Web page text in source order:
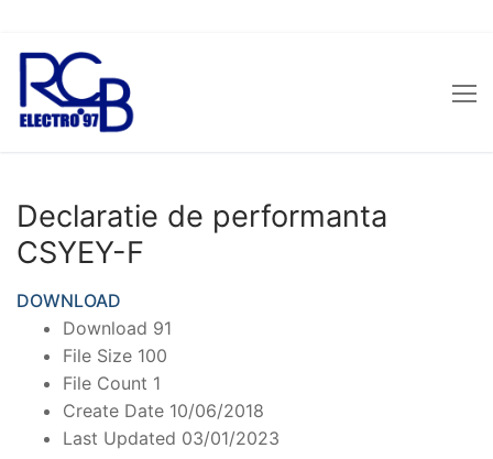
Sari
conținut
Declaratie de performanta
CSYEY-F
DOWNLOAD
Download 91
File Size 100
File Count 1
Create Date 10/06/2018
Last Updated 03/01/2023